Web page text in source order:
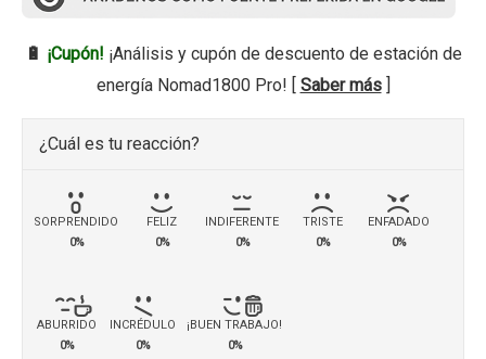
🔋 ¡Cupón! ¡Análisis y cupón de descuento de estación de
energía Nomad1800 Pro! [ Saber más]
¿Cuál es tu reacción?
SORPRENDIDO
0%
FELIZ
0%
INDIFERENTE
0%
TRISTE
0%
ENFADADO
0%
ABURRIDO
0%
INCRÉDULO
0%
¡BUEN TRABAJO!
0%